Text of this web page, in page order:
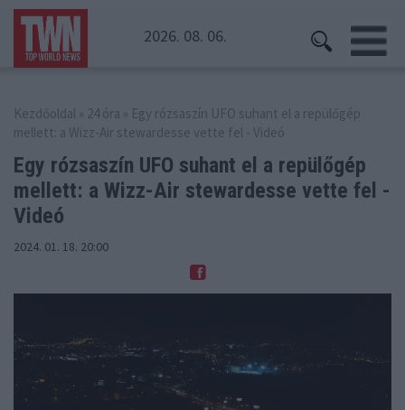
2026. 08. 06.
Kezdőoldal » 24 óra » Egy rózsaszín UFO suhant el a repülőgép
mellett: a Wizz-Air stewardesse vette fel - Videó
Egy rózsaszín UFO suhant el a repülőgép
mellett: a Wizz-Air stewardesse vette fel -
Videó
2024. 01. 18. 20:00